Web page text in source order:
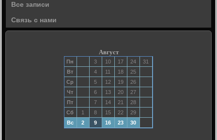
Все записи
Связь с нами
Август
Пн 3 10 17 24
31
Вт
4 11 18
25
Ср
5 12 19
26
Чт
6 13 20
27
Пт
7 14 21
28
Сб
1 8 15 22
29
Вс
2 9 16 23 30